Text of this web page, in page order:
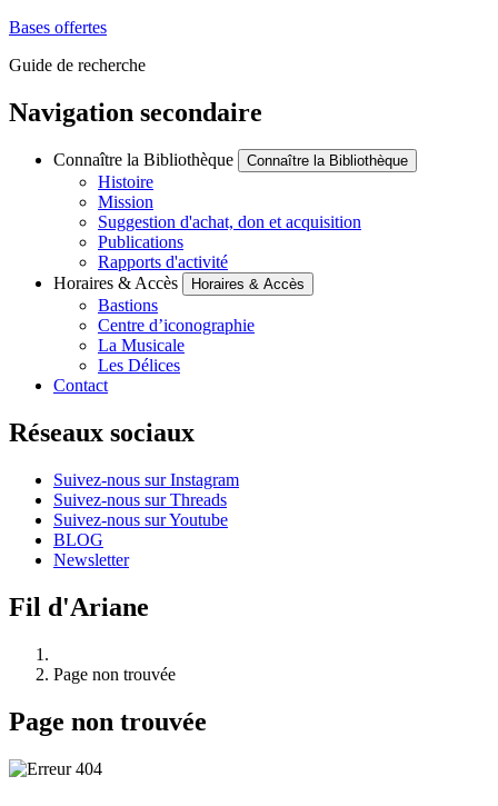
Bases offertes
Guide de recherche
Navigation secondaire
Connaître la Bibliothèque Connaître la Bibliothèque
Histoire
Mission
Suggestion d'achat, don et acquisition
Publications
Rapports d'activité
Horaires & Accès
Horaires & Accès
Bastions
Centre d’iconographie
La Musicale
Les Délices
Contact
Réseaux sociaux
Suivez-nous sur Instagram
Suivez-nous sur Threads
Suivez-nous sur Youtube
BLOG
Newsletter
Fil d'Ariane
Page non trouvée
Page non trouvée